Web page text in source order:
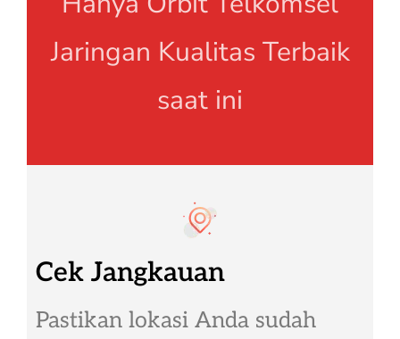
Jaringan Kualitas Terbaik
saat ini
Cek Jangkauan
Pastikan lokasi Anda sudah